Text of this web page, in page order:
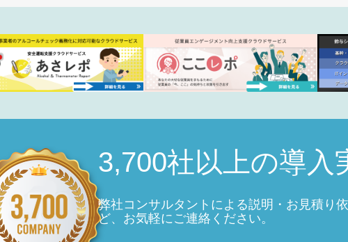
3,700社以上の導入
弊社コンサルタントによる説明・お見積り
ど、お気軽にご連絡ください。